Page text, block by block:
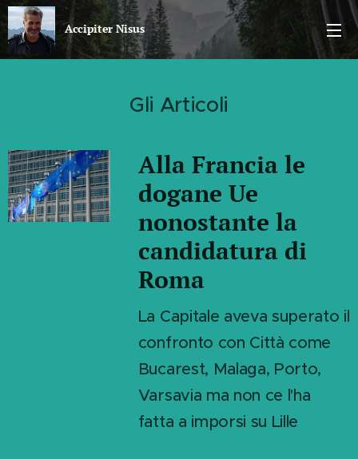
Accipiter Nisus
Il blog di Nicola Sparvieri
Gli Articoli
Alla Francia le
dogane Ue
nonostante la
candidatura di
Roma
La Capitale aveva superato il
confronto con Città come
Bucarest, Malaga, Porto,
Varsavia ma non ce l'ha
fatta a imporsi su Lille